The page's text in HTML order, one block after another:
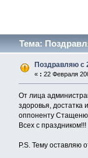
Тема:
Поздравляю с
« : 22 Февраля
От лица
здоровья,
оппоненту
Всех с праздником!!!
P.S. Тему оставляю